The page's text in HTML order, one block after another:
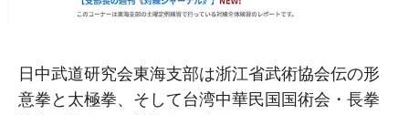
日中武道研究会東海支部は浙江省武術協会伝の形
意拳と太極拳、そして台湾中華民国国術会・長拳